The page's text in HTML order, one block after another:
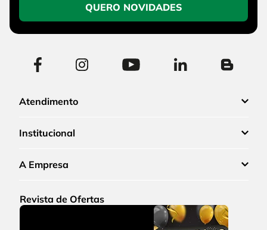
QUERO NOVIDADES
Atendimento
Institucional
A Empresa
Revista de Ofertas